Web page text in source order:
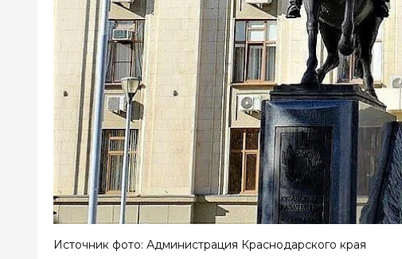
Источник фото: Администрация Краснодарского края